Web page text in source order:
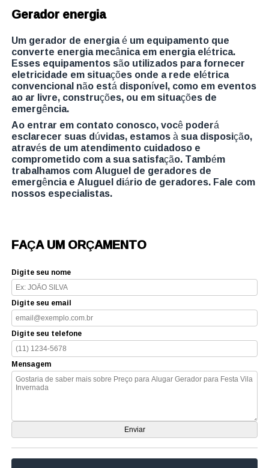
Gerador energia
Um gerador de energia é um equipamento que
converte energia mecânica em energia elétrica.
Esses equipamentos são utilizados para fornecer
eletricidade em situações onde a rede elétrica
convencional não está disponível, como em eventos
ao ar livre, construções, ou em situações de
emergência.
Ao entrar em contato conosco, você poderá
esclarecer suas dúvidas, estamos à sua disposição,
através de um atendimento cuidadoso e
comprometido com a sua satisfação. Também
trabalhamos com Aluguel de geradores de
emergência e Aluguel diário de geradores. Fale com
nossos especialistas.
FAÇA UM ORÇAMENTO
Digite seu nome
Digite seu email
Digite seu telefone
Mensagem